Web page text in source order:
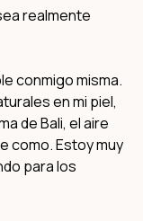
realmente
conmigo misma.
en mi piel,
de Bali, el aire
como. Estoy muy
para los